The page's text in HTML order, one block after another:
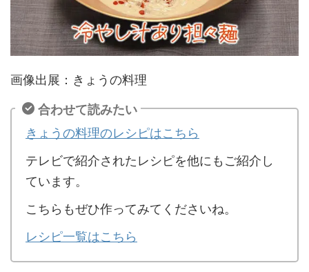
画像出展：きょうの料理
合わせて読みたい
きょうの料理のレシピはこちら
テレビで紹介されたレシピを他にもご紹介し
ています。
こちらもぜひ作ってみてくださいね。
レシピ一覧はこちら